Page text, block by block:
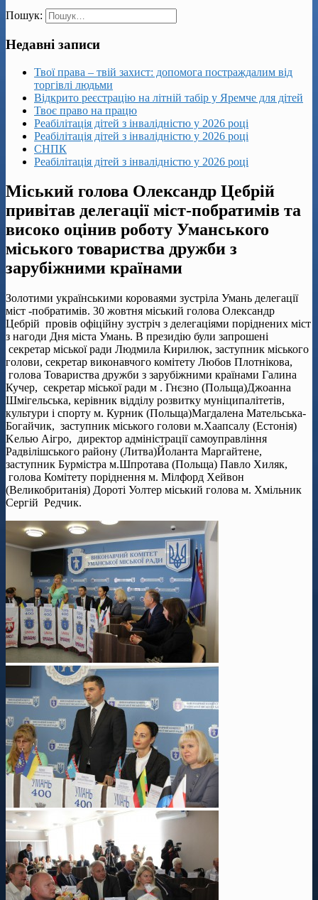
Пошук:
Недавні записи
Твої права – твій захист: допомога постраждалим від
торгівлі людьми
Відкрито реєстрацію на літній табір у Яремче для дітей
Твоє право на працю
Реабілітація дітей з інвалідністю у 2026 році
Реабілітація дітей з інвалідністю у 2026 році
СНПК
Реабілітація дітей з інвалідністю у 2026 році
Міський голова Олександр Цебрій
привітав делегації міст-побратимів та
високо оцінив роботу Уманського
міського товариства дружби з
зарубіжними країнами
Золотими українськими короваями зустріла Умань делегації
міст -побратимів. 30 жовтня міський голова Олександр
Цебрій провів офіційну зустріч з делегаціями поріднених міст
з нагоди Дня міста Умань. В президію були запрошені
секретар міської ради Людмила Кирилюк, заступник міського
голови, секретар виконавчого комітету Любов Плотнікова,
голова Товариства дружби з зарубіжними країнами Галина
Кучер, секретар міської ради м . Гнєзно (Польща)Джоанна
Шмігельська, керівник відділу розвитку муніципалітетів,
культури і спорту м. Курник (Польща)Магдалена Mательська-
Богайчик, заступник міського голови м.Хаапсалу (Естонія)
Kелью Aігро, директор адміністрації самоуправління
Радвілішського району (Литва)Йоланта Маргайтене,
заступник Бурмістра м.Шпротава (Польща) Павло Хиляк,
голова Комітету поріднення м. Мілфорд Хейвон
(Великобританія) Дороті Уолтер міський голова м. Хмільник
Сергій Редчик.